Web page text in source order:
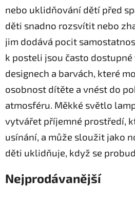
nebo uklidňování dětí před
děti snadno rozsvítit nebo
jim dodává pocit
k posteli jsou často
designech a barvách, které
osobnost dítěte a vnést do
atmosféru. Měkké světlo
vytvářet příjemné prostředí,
usínání, a může sloužit jako
děti uklidňuje, když se
Nejprodávanější